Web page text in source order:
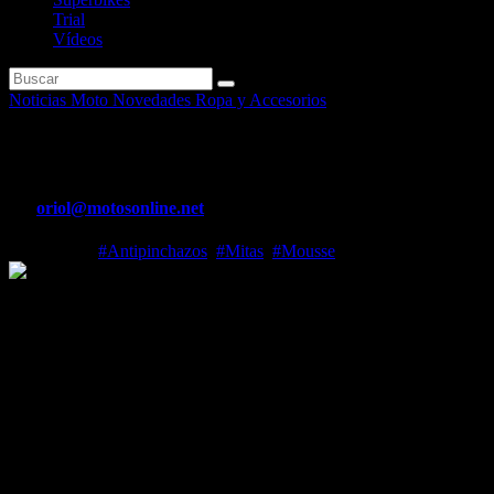
Trial
Vídeos
Noticias Moto Novedades Ropa y Accesorios
oriol@motosonline.net
#Antipinchazos #Mitas #Mousse